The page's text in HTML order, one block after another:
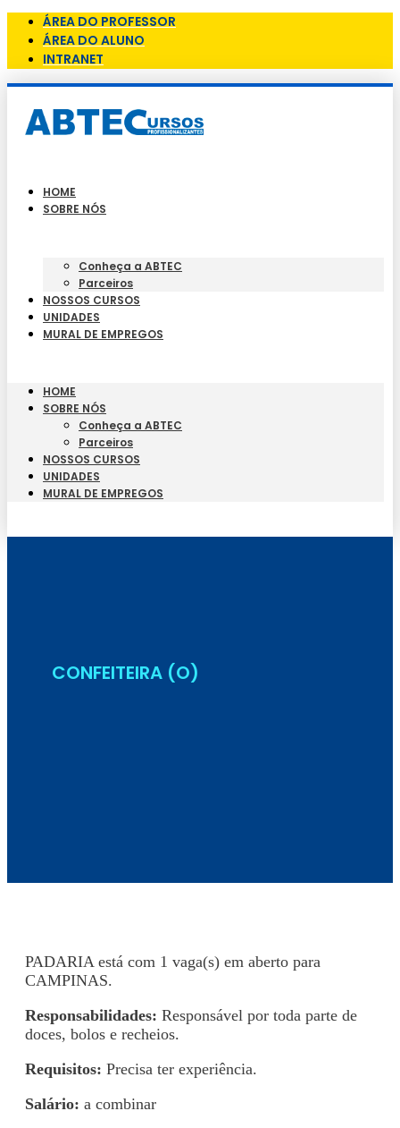
ÁREA DO PROFESSOR
ÁREA DO ALUNO
INTRANET
HOME
SOBRE NÓS
Conheça a ABTEC
Parceiros
NOSSOS CURSOS
UNIDADES
MURAL DE EMPREGOS
HOME
SOBRE NÓS
Conheça a ABTEC
Parceiros
NOSSOS CURSOS
UNIDADES
MURAL DE EMPREGOS
CONFEITEIRA (O)
PADARIA está com 1 vaga(s) em aberto para
CAMPINAS.
Responsabilidades: Responsável por toda parte de
doces, bolos e recheios.
Requisitos: Precisa ter experiência.
Salário: a combinar